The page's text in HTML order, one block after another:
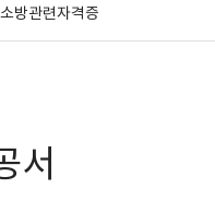
소방관련자격증
서